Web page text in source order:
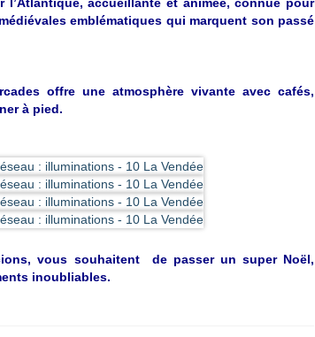
emblématiques qui marquent son passé
offre une atmosphère vivante avec cafés,
à pied.
vous souhaitent de passer un super Noël,
inoubliables.